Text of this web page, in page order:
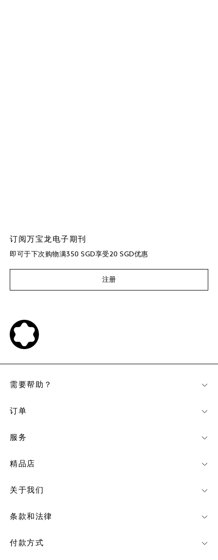
订阅万宝龙电子期刊
即可于下次购物满350 SGD享受20 SGD优惠
注册
付款方式
需要帮助？
订单
服务
精品店
关于我们
条款和法律